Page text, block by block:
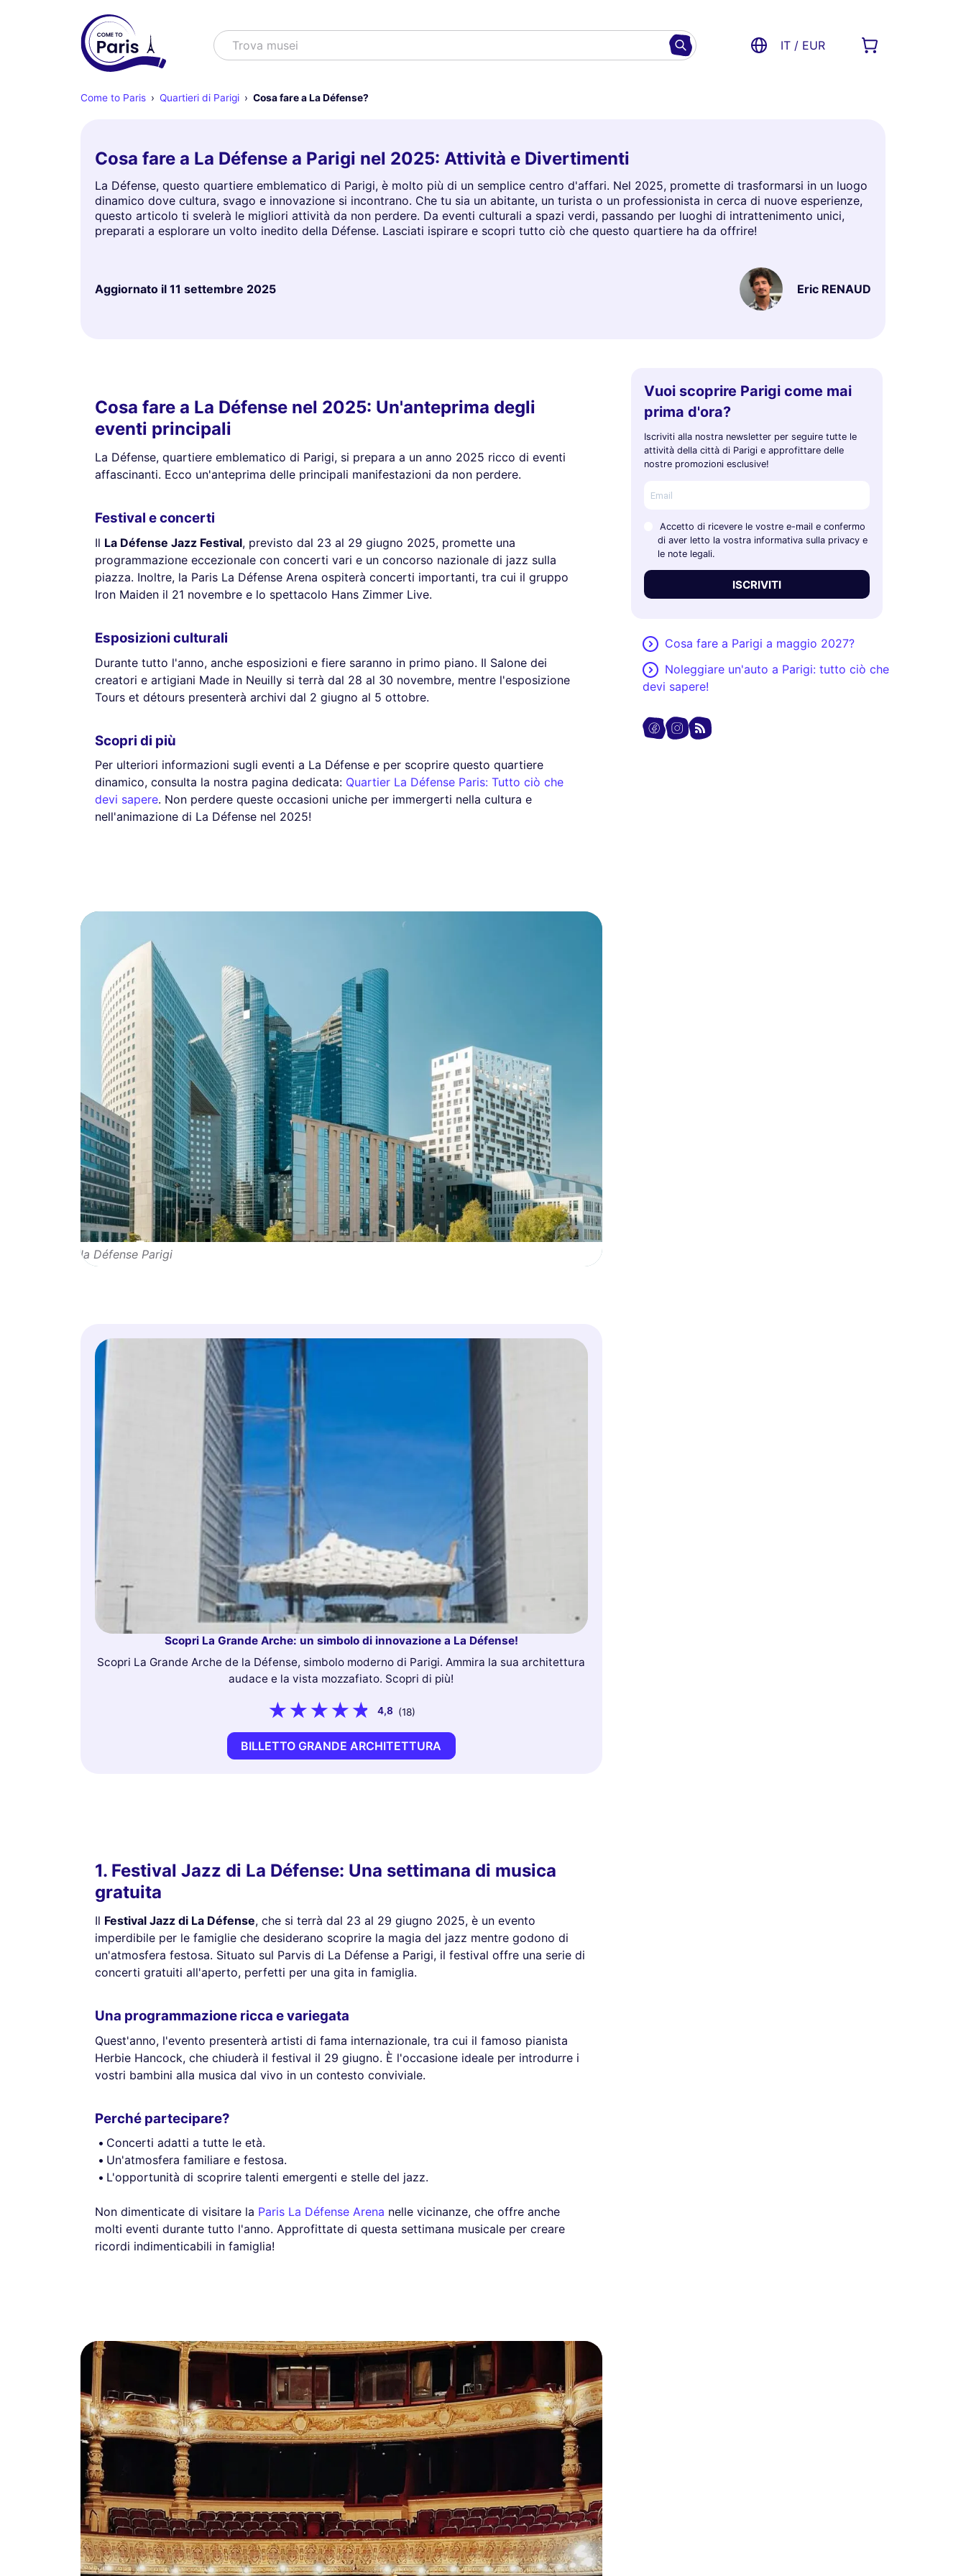
Cercare
Trova spetta IT / EUR
Come to Paris Quartieri di Parigi Cosa fare a La Défense?
Cosa fare a La Défense a Parigi nel 2025: Attività e Divertimenti
La Défense, questo quartiere emblematico di Parigi, è molto più di un semplice centro d'affari. Nel 2025, promette di trasformarsi in un luogo
dinamico dove cultura, svago e innovazione si incontrano. Che tu sia un abitante, un turista o un professionista in cerca di nuove esperienze,
questo articolo ti svelerà le migliori attività da non perdere. Da eventi culturali a spazi verdi, passando per luoghi di intrattenimento unici,
preparati a esplorare un volto inedito della Défense. Lasciati ispirare e scopri tutto ciò che questo quartiere ha da offrire!
Aggiornato il 11 settembre 2025 Eric RENAUD
Cosa fare a La Défense nel 2025: Un'anteprima degli
eventi principali
La Défense, quartiere emblematico di Parigi, si prepara a un anno 2025 ricco di eventi
affascinanti. Ecco un'anteprima delle principali manifestazioni da non perdere.
Festival e concerti
Il La Défense Jazz Festival, previsto dal 23 al 29 giugno 2025, promette una
programmazione eccezionale con concerti vari e un concorso nazionale di jazz sulla
piazza. Inoltre, la Paris La Défense Arena ospiterà concerti importanti, tra cui il gruppo
Iron Maiden il 21 novembre e lo spettacolo Hans Zimmer Live.
Esposizioni culturali
Durante tutto l'anno, anche esposizioni e fiere saranno in primo piano. Il Salone dei
creatori e artigiani Made in Neuilly si terrà dal 28 al 30 novembre, mentre l'esposizione
Tours et détours presenterà archivi dal 2 giugno al 5 ottobre.
Scopri di più
Per ulteriori informazioni sugli eventi a La Défense e per scoprire questo quartiere
dinamico, consulta la nostra pagina dedicata: Quartier La Défense Paris: Tutto ciò che
devi sapere. Non perdere queste occasioni uniche per immergerti nella cultura e
nell'animazione di La Défense nel 2025!
la Défense Parigi
Scopri La Grande Arche: un simbolo di innovazione a La Défense!
Scopri La Grande Arche de la Défense, simbolo moderno di Parigi. Ammira la sua architettura
audace e la vista mozzafiato. Scopri di più!
4,8 (18)
BILLETTO GRANDE ARCHITETTURA
1. Festival Jazz di La Défense: Una settimana di musica
gratuita
Il Festival Jazz di La Défense, che si terrà dal 23 al 29 giugno 2025, è un evento
imperdibile per le famiglie che desiderano scoprire la magia del jazz mentre godono di
un'atmosfera festosa. Situato sul Parvis di La Défense a Parigi, il festival offre una serie di
concerti gratuiti all'aperto, perfetti per una gita in famiglia.
Una programmazione ricca e variegata
Quest'anno, l'evento presenterà artisti di fama internazionale, tra cui il famoso pianista
Herbie Hancock, che chiuderà il festival il 29 giugno. È l'occasione ideale per introdurre i
vostri bambini alla musica dal vivo in un contesto conviviale.
Perché partecipare?
Concerti adatti a tutte le età.
Un'atmosfera familiare e festosa.
L'opportunità di scoprire talenti emergenti e stelle del jazz.
Non dimenticate di visitare la Paris La Défense Arena nelle vicinanze, che offre anche
molti eventi durante tutto l'anno. Approfittate di questa settimana musicale per creare
ricordi indimenticabili in famiglia!
Vuoi scoprire Parigi come mai
prima d'ora?
Iscriviti alla nostra newsletter per seguire tutte le
attività della città di Parigi e approfittare delle
nostre promozioni esclusive!
Accetto di ricevere le vostre e-mail e confermo
di aver letto la vostra informativa sulla privacy e
le note legali.
ISCRIVITI
Cosa fare a Parigi a maggio 2027?
Noleggiare un'auto a Parigi: tutto ciò che
devi sapere!